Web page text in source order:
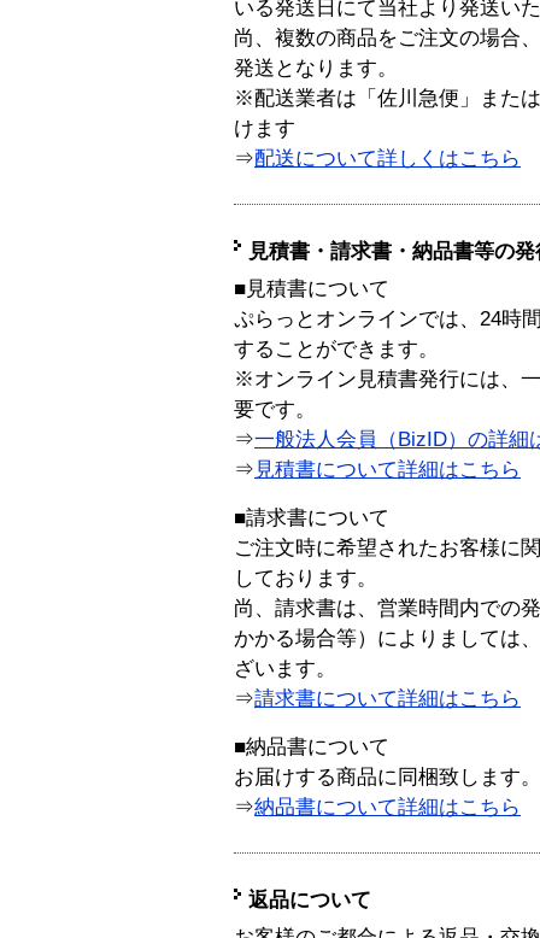
いる発送日にて当社より発送い
尚、複数の商品をご注文の場合
発送となります。
※配送業者は「佐川急便」また
けます
⇒配送について詳しくはこちら
見積書・請求書・納品書等の
■見積書について
ぷらっとオンラインでは、24時
することができます。
※オンライン見積書発行には、
要です。
⇒一般法人会員（BizID）の詳細
⇒ 見積書について詳細はこちら
■請求書について
ご注文時に希望されたお客様に
しております。
尚、請求書は、営業時間内での
かかる場合等）によりましては
ざいます。
⇒請求書について詳細はこちら
■納品書について
お届けする商品に同梱致します。
⇒納品書について詳細はこちら
返品について